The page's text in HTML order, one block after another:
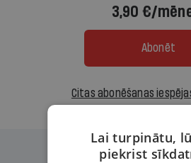
3,90 €/
Abonēt
Citas abonēšanas
Lai turpinātu,
piekrist